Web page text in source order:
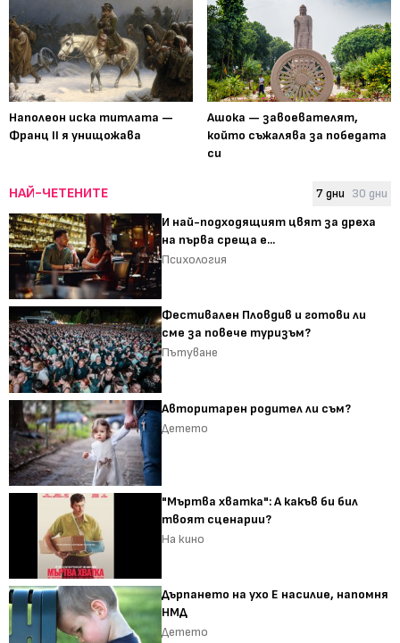
Наполеон иска титлата —
Франц II я унищожава
Ашока — завоевателят,
който съжалява за победата
си
НАЙ-ЧЕТЕНИТЕ 7 дни 30 дни
И най-подходящият цвят за дреха
на първа среща е...
Психология
Фестивален Пловдив и готови ли
сме за повече туризъм?
Пътуване
Авторитарен родител ли съм?
Детето
"Мъртва хватка": А какъв би бил
твоят сценарии?
На кино
Дърпането на ухо Е насилие, напомня
НМД
Детето